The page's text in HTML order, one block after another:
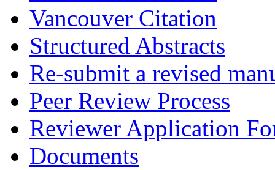
Vancouver Citation
Structured Abstracts
Re-submit a revised
Peer Review Process
Reviewer Application
Documents